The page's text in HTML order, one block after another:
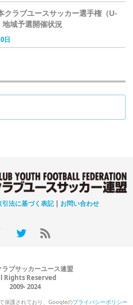
クラブユースサッカー選手権（U-
域予選開催状況
日
引法に基づく表記| お問い合わせ
ブサッカーユース連盟
Rights Reserved
2009- 2024
保護されており、Googleのプライバシーポリシー